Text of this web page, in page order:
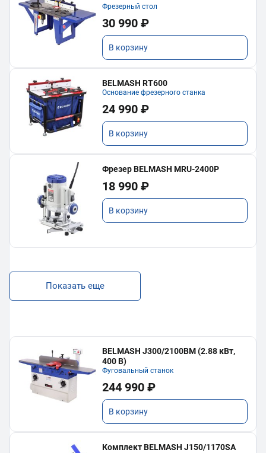
Фрезерный стол
30 990 ₽
В корзину
BELMASH RT600
Основание фрезерного станка
24 990 ₽
В корзину
Фрезер BELMASH MRU-2400P
18 990 ₽
В корзину
Показать еще
BELMASH J300/2100ВМ (2.88 кВт,
400 В)
Фуговальный станок
244 990 ₽
В корзину
Комплект BELMASH J150/1170SA